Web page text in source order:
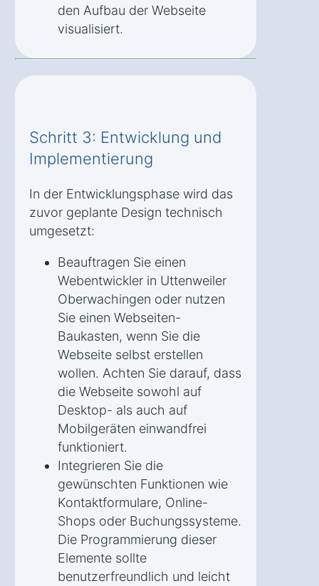
den Aufbau der Webseite
visualisiert.
Schritt 3: Entwicklung und
Implementierung
In der Entwicklungsphase wird das
zuvor geplante Design technisch
umgesetzt:
Beauftragen Sie einen
Webentwickler in Uttenweiler
Oberwachingen oder nutzen
Sie einen Webseiten-
Baukasten, wenn Sie die
Webseite selbst erstellen
wollen. Achten Sie darauf, dass
die Webseite sowohl auf
Desktop- als auch auf
Mobilgeräten einwandfrei
funktioniert.
Integrieren Sie die
gewünschten Funktionen wie
Kontaktformulare, Online-
Shops oder Buchungssysteme.
Die Programmierung dieser
Elemente sollte
benutzerfreundlich und leicht